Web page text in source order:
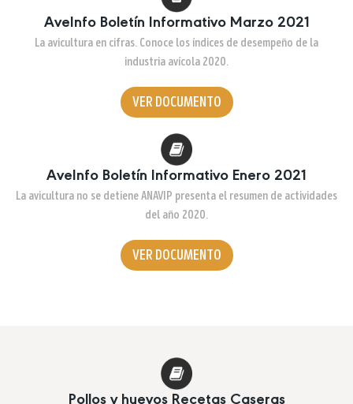
AveInfo Boletín Informativo Marzo 2021
La avicultura en cifras. Conoce los índices de desempeño de la
industria avícola 2020.
VER DOCUMENTO
AveInfo Boletín Informativo Enero 2021
La avicultura no se detiene ANAVIP presenta el resumen de actividades
del año 2020.
VER DOCUMENTO
Pollos y huevos Recetas Caseras